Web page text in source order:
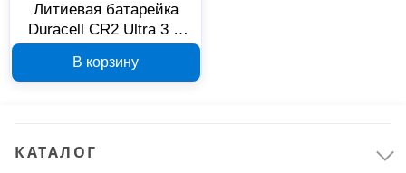
Литиевая батарейка
Duracell CR2 Ultra 3 В
В корзину
КАТАЛОГ